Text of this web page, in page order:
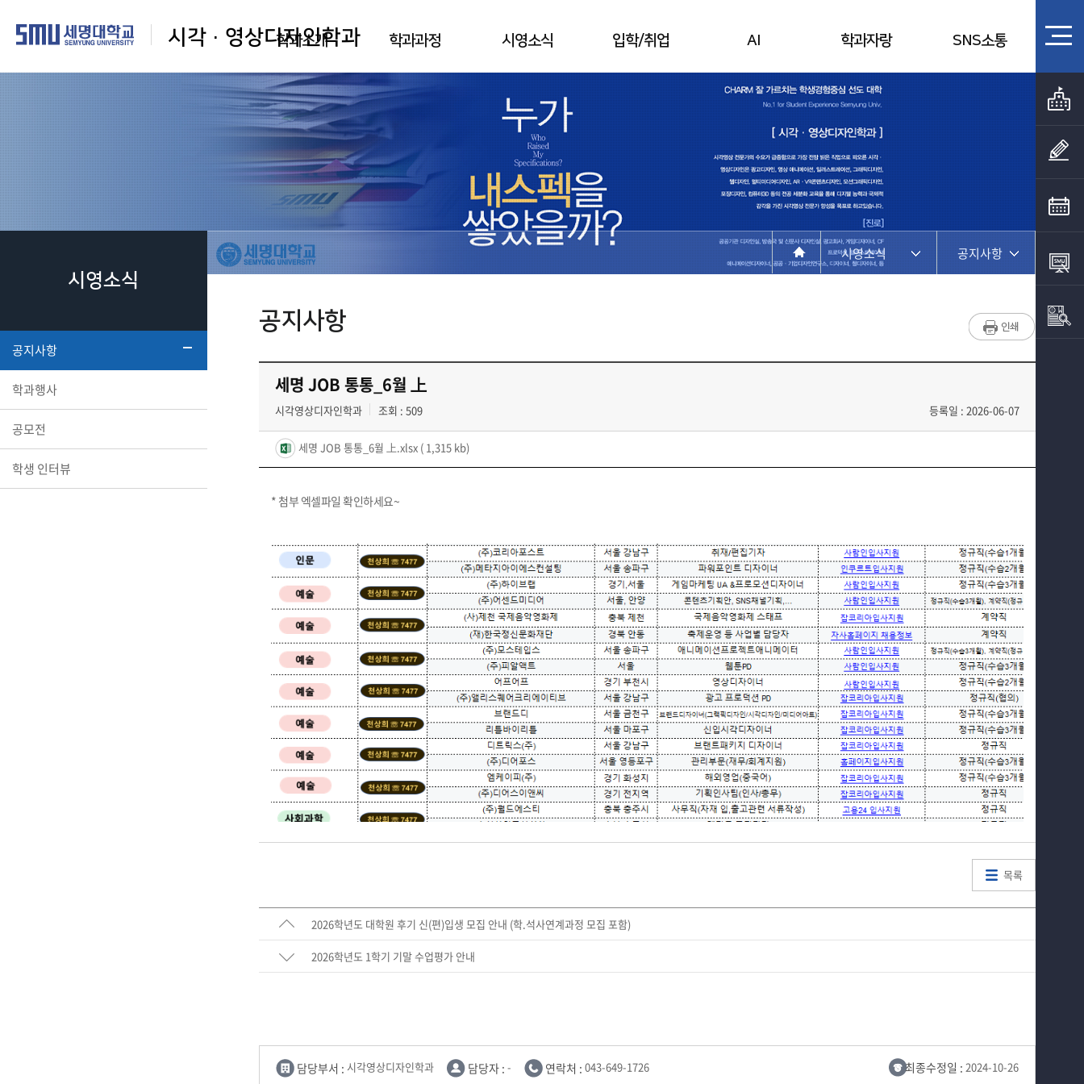
시각·영상디자인학과
학과소개 학과과정 시영소식 입학/취업 AI 학과자랑 SNS소통
시영소식
공지사항
학과행사
공모전
학생 인터뷰
시영소식
시영소식
홈페이지가이드
공지사항
학과행사
공모전
학생 인터뷰
공지사항
세명 JOB 통통_6월 上
시각영상디자인학과 조회 : 509 등록일 : 2026-06-07
세명 JOB 통통_6월 上.xlsx ( 1,315 kb)
* 첨부 엑셀파일 확인하세요~
목록
2026학년도 대학원 후기 신(편)입생 모집 안내 (학.석사연계과정 모집 포함)
2026학년도 1학기 기말 수업평가 안내
담당부서 : 시각영상디자인학과 담당자 : - 연락처 : 043-649-1726 최종수정일 : 2024-10-26